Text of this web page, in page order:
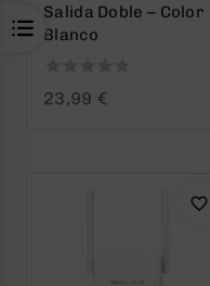
Salida Doble – Color
Blanco
0
23,99 €